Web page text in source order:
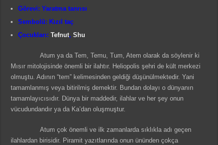
Görevi: Yaratma tanrısı
Sembolü: Kızıl taç
Çocukları:Tefnut,Shu
Atum ya da Tem, Temu, Tum, Atem olarak da söylenir ki
Mısır mitolojisinde önemli bir ilahtır. Heliopolis şehri de kült merkezi
olmuştu. Adının “tem” kelimesinden geldiği düşünülmektedir. Yani
tamamlanmış veya bitirilmiş demektir. Bundan dolayı o dünyanın
tamamlayıcısıdır. Dünya bir maddedir, ilahlar ve her şey onun
vücudundandır ya da Ka’dan oluşmuştur.
Atum çok önemli ve ilk zamanlarda sıklıkla adı geçen
ilahlardan birisidir. Piramit yazıtlarında onun ününden çokça